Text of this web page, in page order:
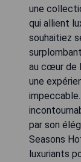
une
qui allient
souhaitiez
au cœur de
une
par son
Seasons
luxuriants